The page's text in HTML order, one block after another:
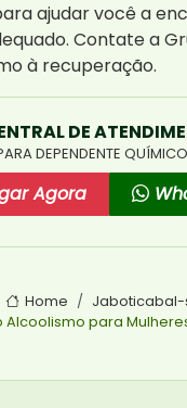
ajudar você a
Contate a
à recuperação.
DE
DEPENDENTE
Agora
Home
Jaboticabal-
Alcoolismo para